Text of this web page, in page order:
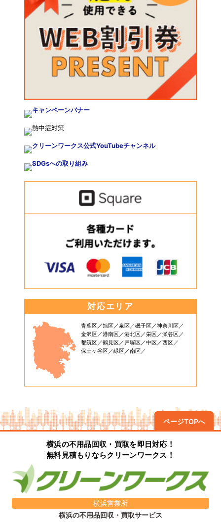
対応エリア
青葉区 旭区 泉区 磯子区
神奈川区
金沢区
港南区 港北区 栄区
瀬谷区
都筑区
鶴見区 戸塚区 中区
西区
保土ヶ谷区
緑区 南区
ページTOPへ
横浜の不用品回収・買取を即日対応！
無料見積もりならクリーンワークス！
横浜営業所
横浜の不用品回収・買取サービス